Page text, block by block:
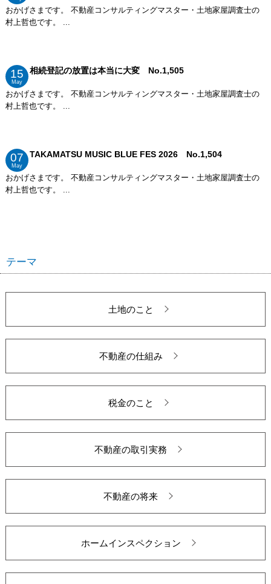
おかげさまです。 不動産コンサルティングマスター・土地家屋調査士の
村上哲也です。 ...
15
May
相続登記の放置は本当に大変 No.1,505
おかげさまです。 不動産コンサルティングマスター・土地家屋調査士の
村上哲也です。 ...
07
May
TAKAMATSU MUSIC BLUE FES 2026 No.1,504
おかげさまです。 不動産コンサルティングマスター・土地家屋調査士の
村上哲也です。 ...
テーマ
土地のこと
不動産の仕組み
税金のこと
不動産の取引実務
不動産の将来
ホームインスペクション